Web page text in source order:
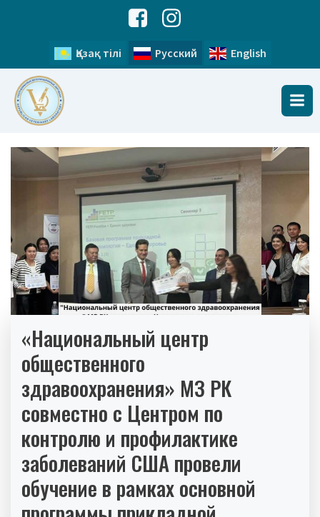
Қазақ тілі Русский English
«Национальный центр
общественного
здравоохранения» МЗ РК
совместно с Центром по
контролю и профилактике
заболеваний США провели
обучение в рамках основной